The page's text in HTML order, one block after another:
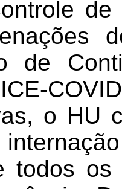
de
o HU
todos